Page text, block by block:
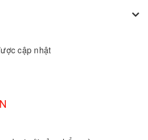
cập nhật